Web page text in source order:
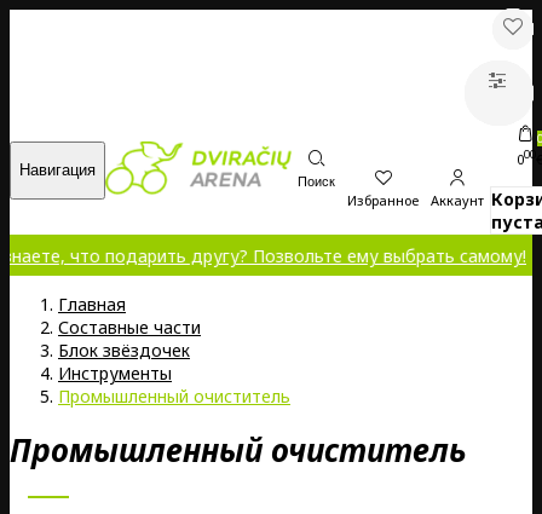
Навигация
Поиск
Избранное Аккаунт
0
000
подарить другу? Позвольте ему выбрать самому!
Главная
Составные части
Блок звёздочек
Инструменты
Промышленный очиститель
Промышленный очиститель